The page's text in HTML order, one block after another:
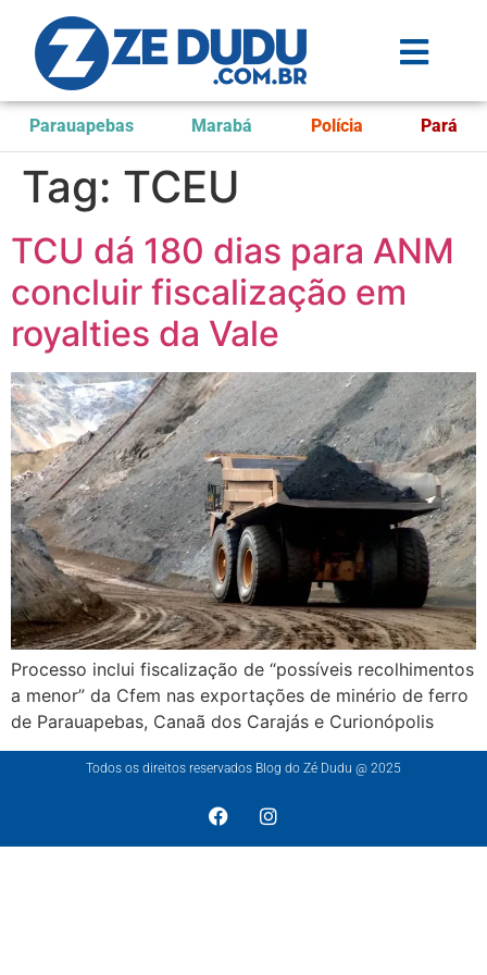
Parauapebas Marabá Polícia Pará
Tag: TCEU
TCU dá 180 dias para ANM
concluir fiscalização em
royalties da Vale
Processo inclui fiscalização de “possíveis recolhimentos
a menor” da Cfem nas exportações de minério de ferro
de Parauapebas, Canaã dos Carajás e Curionópolis
Todos os direitos reservados Blog do Zé Dudu @ 2025